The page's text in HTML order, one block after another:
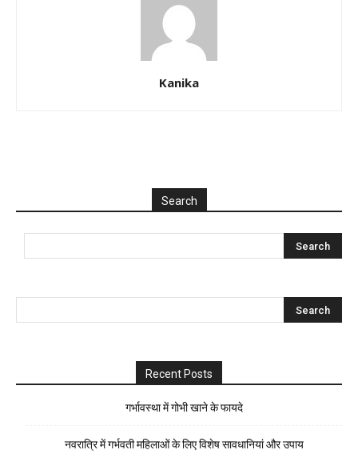
Kanika
Search
Recent Posts
गर्भावस्था में गोभी खाने के फायदे
नवरात्रि में गर्भवती महिलाओं के लिए विशेष सावधानियां और उपाय